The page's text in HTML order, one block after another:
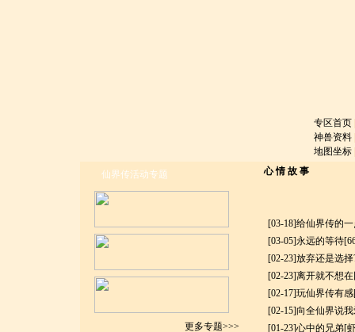
专区首页
神兽资料
地图坐标
仙界传活动专题
更多专题>>>
心 情 故 事
[03-18]给仙界传的
[03-05]永远的等待
[02-23]放弃还是选择
[02-23]离开就不想
[02-17]玩仙界传有感
[02-15]向全仙界说
[01-23]心中的兄弟[